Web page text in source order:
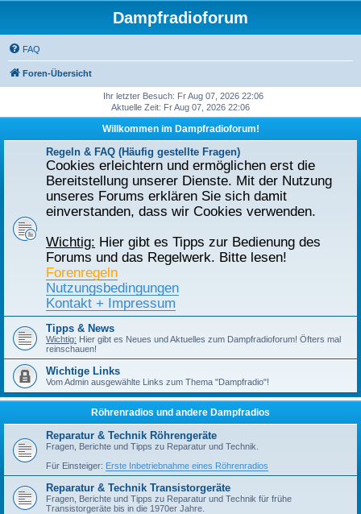
Dampfradioforum
FAQ
Foren-Übersicht
Ihr letzter Besuch: Fr Aug 07, 2026 22:06
Aktuelle Zeit: Fr Aug 07, 2026 22:06
Willkommen im Dampfradioforum!
Regeln & FAQ (Häufig gestellte Fragen)
Cookies erleichtern und ermöglichen erst die
Bereitstellung unserer Dienste. Mit der Nutzung
unseres Forums erklären Sie sich damit
einverstanden, dass wir Cookies verwenden.
Wichtig: Hier gibt es Tipps zur Bedienung des
Forums und das Regelwerk. Bitte lesen!
Forenregeln
Nutzungsbedingungen
Kontakt + Impressum
Tipps & News
Wichtig: Hier gibt es Neues und Aktuelles zum Dampfradioforum! Öfters mal
reinschauen!
Wichtige Links
Vom Admin ausgewählte Links zum Thema "Dampfradio"!
Röhrenradios und andere Dampfradios
Reparatur & Technik Röhrengeräte
Fragen, Berichte und Tipps zu Reparatur und Technik.
Für Einsteiger: Erste Inbetriebnahme eines Röhrenradios
Reparatur & Technik Transistorgeräte
Fragen, Berichte und Tipps zu Reparatur und Technik für frühe
Transistorgeräte bis in die 1970er Jahre.